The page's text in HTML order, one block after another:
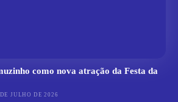
como nova atração da Festa da
JULHO DE 2026